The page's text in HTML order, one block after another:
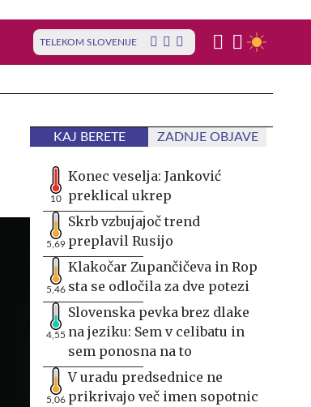
TELEKOM SLOVENIJE
KAJ BERETE ZADNJE OBJAVE
10
Konec veselja: Janković
preklical ukrep
5,69
Skrb vzbujajoč trend
preplavil Rusijo
5,46
Klakočar Zupančičeva in Rop
sta se odločila za dve potezi
4,55
Slovenska pevka brez dlake
na jeziku: Sem v celibatu in
sem ponosna na to
5,06
V uradu predsednice ne
prikrivajo več imen sopotnic